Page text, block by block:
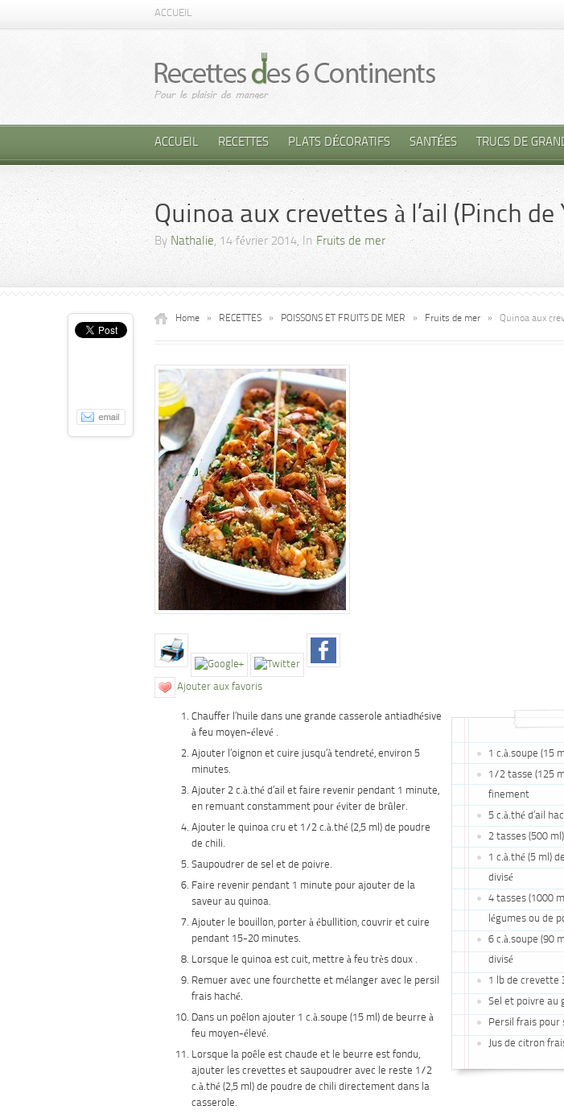
ACCUEIL
ACCUEIL RECETTES PLATS DÉCORATIFS SANTÉES TRUCS DE
Quinoa aux crevettes à l’ail (Pinch de
By Nathalie, 14 février 2014, In Fruits de mer
Home » RECETTES » POISSONS ET FRUITS DE MER » Fruits de mer » Quinoa aux
Ajouter aux favoris
1 c.à.soupe (15
1/2 tasse (125
finement
5 c.à.thé d’ail
2 tasses (500
1 c.à.thé (5 ml)
divisé
4 tasses (1000
légumes ou de
6 c.à.soupe (90
divisé
1 lb de crevette
Sel et poivre au
Persil frais pour
Jus de citron
Chauffer l’huile dans une grande casserole antiadhésive
à feu moyen-élevé .
Ajouter l’oignon et cuire jusqu’à tendreté, environ 5
minutes.
Ajouter 2 c.à.thé d’ail et faire revenir pendant 1 minute,
en remuant constamment pour éviter de brûler.
Ajouter le quinoa cru et 1/2 c.à.thé (2,5 ml) de poudre
de chili.
Saupoudrer de sel et de poivre.
Faire revenir pendant 1 minute pour ajouter de la
saveur au quinoa.
Ajouter le bouillon, porter à ébullition, couvrir et cuire
pendant 15-20 minutes.
Lorsque le quinoa est cuit, mettre à feu très doux .
Remuer avec une fourchette et mélanger avec le persil
frais haché.
Dans un poêlon ajouter 1 c.à.soupe (15 ml) de beurre à
feu moyen-élevé.
Lorsque la poêle est chaude et le beurre est fondu,
ajouter les crevettes et saupoudrer avec le reste 1/2
c.à.thé (2,5 ml) de poudre de chili directement dans la
casserole.